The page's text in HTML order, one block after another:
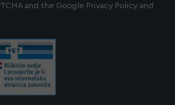
and the Google Privacy Policy and